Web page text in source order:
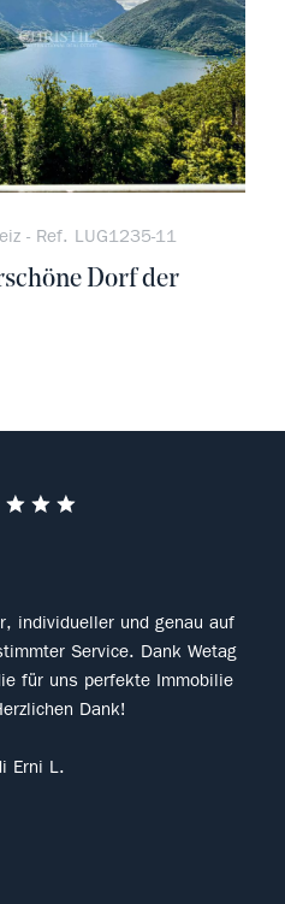
- Ref. LUG1235-11
Dorf der
individueller und genau auf
Service. Dank Wetag
für uns perfekte Immobilie
Dank!
Erni L.